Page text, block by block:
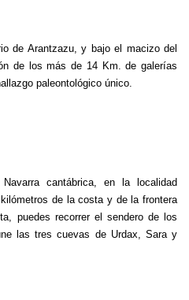
de Arantzazu, y bajo el macizo del
de los más de 14 Km. de galerías
paleontológico único.
cantábrica, en la localidad
de la costa y de la frontera
puedes recorrer el sendero de los
las tres cuevas de Urdax, Sara y